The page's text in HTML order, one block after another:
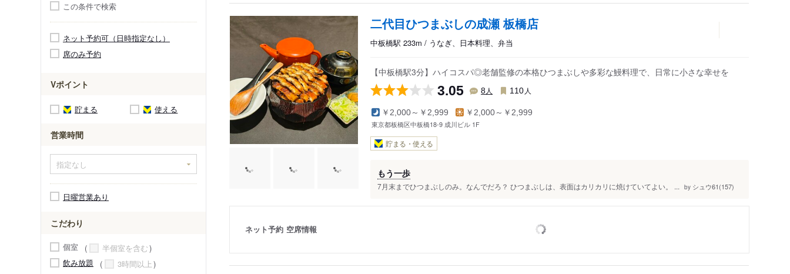
この条件で検索
ネット予約可（日時指定なし）
席のみ予約
Vポイント
貯まる 使える
営業時間
日曜営業あり
こだわり
個室
半個室を含む
飲み放題
3時間以上
二代目ひつまぶしの成瀬 板橋店
中板橋駅 233m / うなぎ、日本料理、弁当
【中板橋駅3分】ハイコスパ◎老舗監修の本格ひつまぶしや多彩な鰻料理で、日常に小さな幸せを
3.05 8人 110 人
￥2,000～￥2,999
￥2,000～￥2,999
東京都板橋区中板橋18-9 成川ビル 1F
貯まる・使える
もう一歩
7月末までひつまぶしのみ。なんでだろ？ ひつまぶしは、表面はカリカリに焼けていてよい。 ... by シュウ61(157)
ネット予約 空席情報